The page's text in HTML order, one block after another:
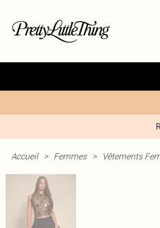
Accueil > Femmes > Vêtements